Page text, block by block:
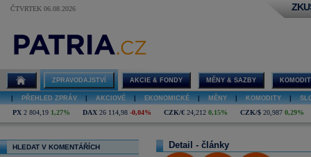
ČTVRTEK 06.08.2026
ZPRAVODAJSTVÍ AKCIE & FONDY MĚNY & SAZBY
PŘEHLED ZPRÁV AKCIOVÉ EKONOMICKÉ MĚNY KOMODITY
PX 2 804,19 1,27% DAX 26 114,98 -0,04% CZK/€ 24,212 0,15% CZK/$ 20,987 0,29%
HLEDAT V KOMENTÁŘÍCH Detail - články